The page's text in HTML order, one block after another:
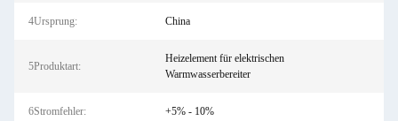
4Ursprung: China
5Produktart:
Heizelement für elektrischen
Warmwasserbereiter
6Stromfehler: +5% - 10%